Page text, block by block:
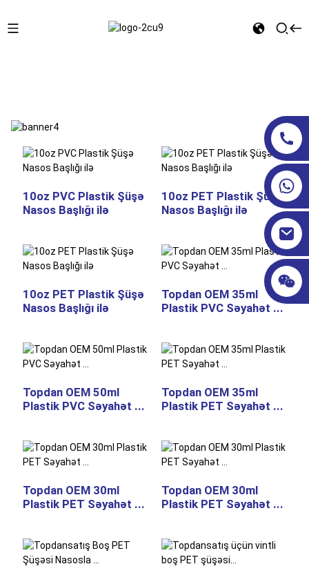
10oz PVC Plastik Şüşə
Nasos Başlığı ilə
10oz PET Plastik Şüşə
Nasos Başlığı ilə
10oz PET Plastik Şüşə
Nasos Başlığı ilə
Topdan OEM 35ml
Plastik PVC Səyahət ...
Topdan OEM 50ml
Plastik PVC Səyahət ...
Topdan OEM 35ml
Plastik PET Səyahət ...
Topdan OEM 30ml
Plastik PET Səyahət ...
Topdan OEM 30ml
Plastik PET Səyahət ...